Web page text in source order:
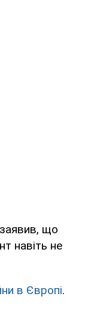
що
навіть не
в Європі.